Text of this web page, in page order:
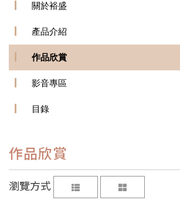
關於裕盛
產品介紹
作品欣賞
影音專區
目錄
作品欣賞
瀏覽方式